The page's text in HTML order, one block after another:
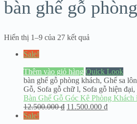
bàn ghế gỗ
Hiển thị 1–9 của 27 kết quả
Sale!
Thêm vào giỏ hàng Quick Look
bàn ghế gỗ phòng khách, Ghế sa
Gỗ, Sofa gỗ chữ l, Sofa gỗ hiện đại,
Bàn Ghế Gỗ Góc Kê Phòng
12.500.000₫ 11.500.000 ₫
Sale!